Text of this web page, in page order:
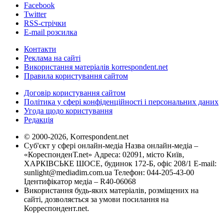
Facebook
Twitter
RSS-стрічки
E-mail розсилка
Контакти
Реклама на сайті
Використання матеріалів korrespondent.net
Правила користування сайтом
Договір користування сайтом
Політика у сфері конфіденційності і персональних даних
Угода щодо користування
Редакція
© 2000-2026, Korrespondent.net
Суб'єкт у сфері онлайн-медіа Назва онлайн-медіа –
«КореспонденТ.net» Адреса: 02091, місто Київ,
ХАРКІВСЬКЕ ШОСЕ, будинок 172-Б, офіс 208/1 E-mail:
sunlight@mediadim.com.ua Телефон: 044-205-43-00
Ідентифікатор медіа – R40-06068
Використання будь-яких матеріалів, розміщених на
сайті, дозволяється за умови посилання на
Корреспондент.net.